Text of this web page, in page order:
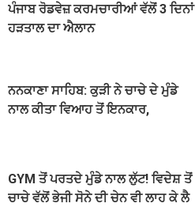
ਪੰਜਾਬ ਰੋਡਵੇਜ਼ ਕਰਮਚਾਰੀਆਂ ਵੱਲੋਂ 3 ਦਿਨਾਂ
ਹੜਤਾਲ ਦਾ ਐਲਾਨ
ਨਨਕਾਣਾ ਸਾਹਿਬ: ਕੁੜੀ ਨੇ ਚਾਚੇ ਦੇ ਮੁੰਡੇ
ਨਾਲ ਕੀਤਾ ਵਿਆਹ ਤੋਂ ਇਨਕਾਰ,
GYM ਤੋਂ ਪਰਤਦੇ ਮੁੰਡੇ ਨਾਲ ਲੁੱਟ! ਵਿਦੇਸ਼ ਤੋਂ
ਚਾਚੇ ਵੱਲੋਂ ਭੇਜੀ ਸੋਨੇ ਦੀ ਚੇਨ ਵੀ ਲਾਹ ਕੇ ਲੈ